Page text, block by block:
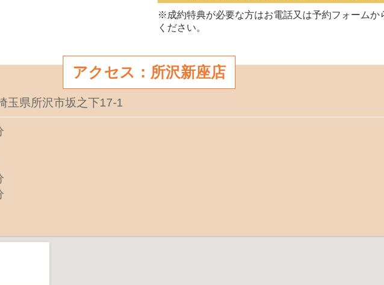
※成約特典が必要な方はお電話又は予約フォームか
ください。
アクセス：所沢新座店
県所沢市坂之下17-1